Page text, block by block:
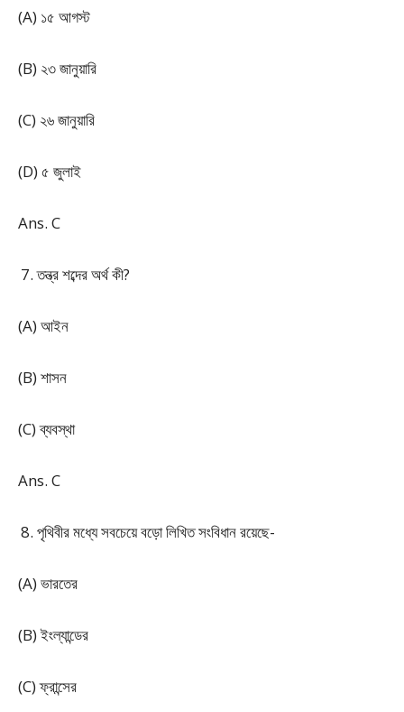
(A) ১৫ আগস্ট
(B) ২৩ জানুয়ারি
(C) ২৬ জানুয়ারি
(D) ৫ জুলাই
Ans. C
তন্ত্র শব্দের অর্থ কী?
(A) আইন
(B) শাসন
(C) ব্যবস্থা
Ans. C
পৃথিবীর মধ্যে সবচেয়ে বড়ো লিখিত সংবিধান রয়েছে-
(A) ভারতের
(B) ইংল্যান্ডের
(C) ফ্রান্সের